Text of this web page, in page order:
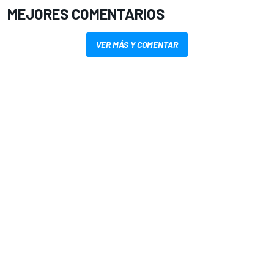
MEJORES COMENTARIOS
VER MÁS Y COMENTAR